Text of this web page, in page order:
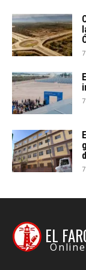
EL
Online